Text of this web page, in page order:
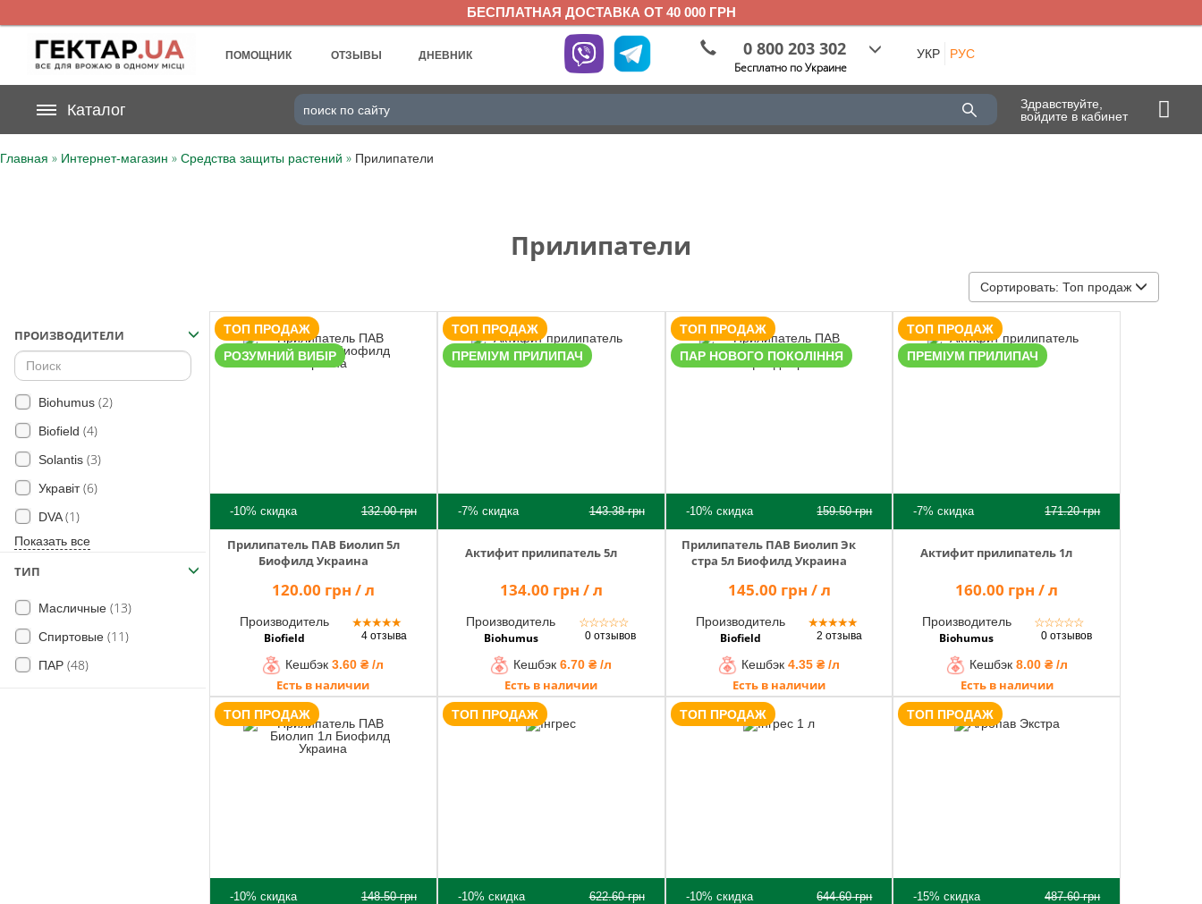
БЕСПЛАТНАЯ ДОСТАВКА ОТ 40 000 ГРН
ПОМОЩНИК ОТЗЫВЫ ДНЕВНИК 0 800 203 302
Бесплатно по Украине
УКР РУС
UA
На вашем
бонусном счете
Корзина
Помощник
0 800 203
302
Бесплатно по
Украине
+38 (096) 733
+38 (066) 733
733 0
+38 (093) 733
733 0
Каталог
Здравствуйте,
войдите в кабинет
Главная » Интернет-магазин » Средства защиты растений » Прилипатели
Прилипатели
ПРОИЗВОДИТЕЛИ
Biohumus (2)
Biofield (4)
Solantis (3)
Укравіт(6)
DVA(1)
Показать все
ТИП
Масличные (13)
Спиртовые (11)
ПАР (48)
Сортировать: Топ продаж
ТОП ПРОДАЖ
РОЗУМНИЙ ВИБІР
-10% скидка 132.00грн
Прилипатель ПАВ Биолип 5л
Биофилд Украина
120.00 грн / л
Производитель
Biofield
★★★★★
4 отзыва
Кешбэк3.60 ₴ /л
Есть в наличии
ТОП ПРОДАЖ
ПРЕМІУМ ПРИЛИПАЧ
-7% скидка 143.38грн
Актифит прилипатель 5л
134.00 грн / л
Производитель
Biohumus
☆☆☆☆☆
0 отзывов
Кешбэк6.70 ₴ /л
Есть в наличии
ТОП ПРОДАЖ
ПАР НОВОГО ПОКОЛІННЯ
-10% скидка 159.50грн
Прилипатель ПАВ Биолип Эк
стра 5л Биофилд Украина
145.00 грн / л
Производитель
Biofield
★★★★★
2 отзыва
Кешбэк4.35 ₴ /л
Есть в наличии
ТОП ПРОДАЖ
ПРЕМІУМ ПРИЛИПАЧ
-7% скидка 171.20грн
Актифит прилипатель 1л
160.00 грн / л
Производитель
Biohumus
☆☆☆☆☆
0 отзывов
Кешбэк 8.00 ₴ /л
Есть в наличии
ТОП ПРОДАЖ
-10% скидка 148.50грн
ТОП ПРОДАЖ
-10% скидка 622.60грн
ТОП ПРОДАЖ
-10% скидка 644.60грн
ТОП ПРОДАЖ
-15% скидка 487.60грн